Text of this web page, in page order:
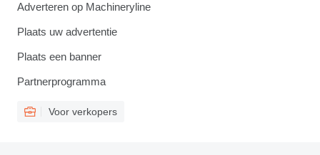
Adverteren op Machineryline
Plaats uw advertentie
Plaats een banner
Partnerprogramma
Voor verkopers